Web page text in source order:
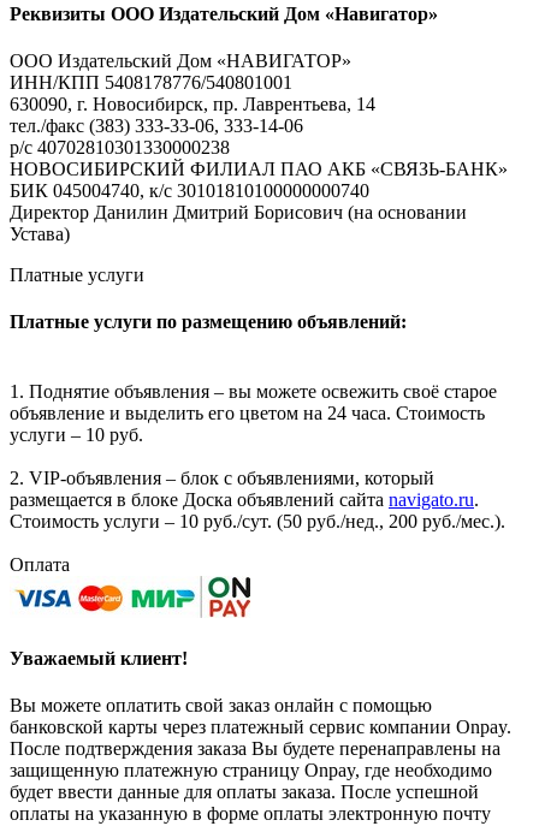
Реквизиты ООО Издательский Дом «Навигатор»
ООО Издательский Дом «НАВИГАТОР»
ИНН/КПП 5408178776/540801001
630090, г. Новосибирск, пр. Лаврентьева, 14
тел./факс (383) 333-33-06, 333-14-06
р/с 40702810301330000238
НОВОСИБИРСКИЙ ФИЛИАЛ ПАО АКБ «СВЯЗЬ-БАНК»
БИК 045004740, к/с 30101810100000000740
Директор Данилин Дмитрий Борисович (на основании
Устава)
Платные услуги
Платные услуги по размещению объявлений:
1. Поднятие объявления – вы можете освежить своё старое
объявление и выделить его цветом на 24 часа. Стоимость
услуги – 10 руб.
2. VIP-объявления – блок с объявлениями, который
размещается в блоке Доска объявлений сайта navigato.ru.
Стоимость услуги – 10 руб./сут. (50 руб./нед., 200 руб./мес.).
Оплата
Уважаемый клиент!
Вы можете оплатить свой заказ онлайн с помощью
банковской карты через платежный сервис компании Onpay.
После подтверждения заказа Вы будете перенаправлены на
защищенную платежную страницу Onpay, где необходимо
будет ввести данные для оплаты заказа. После успешной
оплаты на указанную в форме оплаты электронную почту